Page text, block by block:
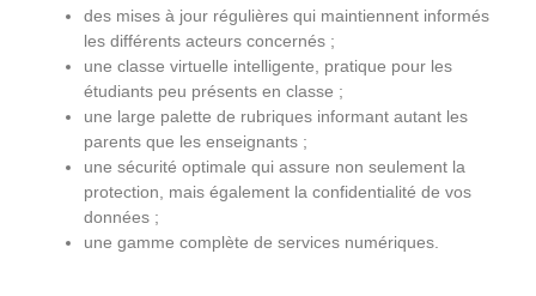
des mises à jour régulières qui maintiennent informés
les différents acteurs concernés ;
une classe virtuelle intelligente, pratique pour les
étudiants peu présents en classe ;
une large palette de rubriques informant autant les
parents que les enseignants ;
une sécurité optimale qui assure non seulement la
protection, mais également la confidentialité de vos
données ;
une gamme complète de services numériques.